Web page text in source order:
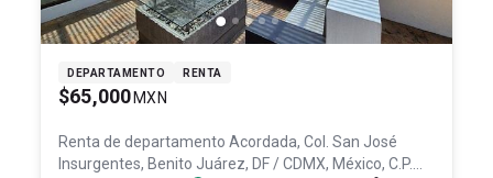
DEPARTAMENTO RENTA
$65,000 MXN
Renta de departamento Acordada, Col. San José
Insurgentes, Benito Juárez, DF / CDMX, México, C.P.